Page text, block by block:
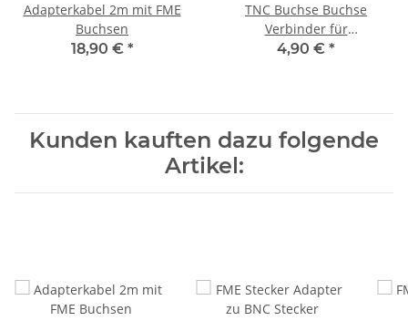
Adapterkabel 2m mit FME
Buchsen
18,90 € *
TNC Buchse Buchse
Verbinder für
Verlängerungskabel
4,90 € *
Kunden kauften dazu folgende
Artikel: